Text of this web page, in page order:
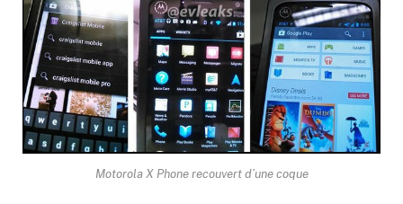
Motorola X Phone recouvert d’une coque